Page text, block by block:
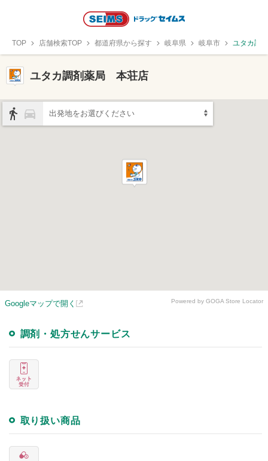
TOP 店舗検索TOP 都道府県から探す 岐阜県 岐阜市 ユタカ調
ユタカ調剤薬局 本荘店
出発地をお選びください
Googleマップで開く Powered by GOGA Store Locator
調剤・処方せんサービス
取り扱い商品